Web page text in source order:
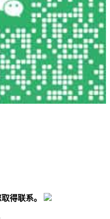
得联系。